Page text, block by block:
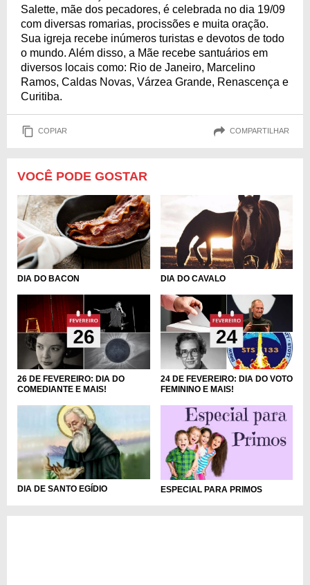
Salette, mãe dos pecadores, é celebrada no dia 19/09
com diversas romarias, procissões e muita oração.
Sua igreja recebe inúmeros turistas e devotos de todo
o mundo. Além disso, a Mãe recebe santuários em
diversos locais como: Rio de Janeiro, Marcelino
Ramos, Caldas Novas, Várzea Grande, Renascença e
Curitiba.
COPIAR COMPARTILHAR
VOCÊ PODE GOSTAR
DIA DO BACON DIA DO CAVALO
26 DE FEVEREIRO: DIA DO
COMEDIANTE E MAIS!
24 DE FEVEREIRO: DIA DO VOTO
FEMININO E MAIS!
DIA DE SANTO EGÍDIO ESPECIAL PARA PRIMOS